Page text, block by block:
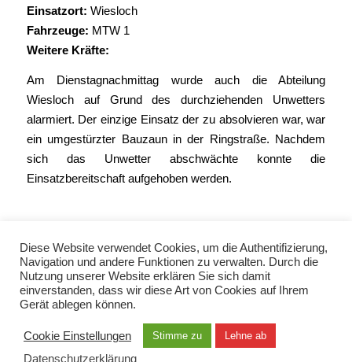
Einsatzort: Wiesloch
Fahrzeuge: MTW 1
Weitere Kräfte:
Am Dienstagnachmittag wurde auch die Abteilung
Wiesloch auf Grund des durchziehenden Unwetters
alarmiert. Der einzige Einsatz der zu absolvieren war, war
ein umgestürzter Bauzaun in der Ringstraße. Nachdem
sich das Unwetter abschwächte konnte die
Einsatzbereitschaft aufgehoben werden.
© Copyright 2021 - Freiwillige Feuerwehr Wiesloch -Enfold Theme by Kriesi
Diese Website verwendet Cookies, um die Authentifizierung,
Navigation und andere Funktionen zu verwalten. Durch die
Nutzung unserer Website erklären Sie sich damit
einverstanden, dass wir diese Art von Cookies auf Ihrem
Gerät ablegen können.
Cookie Einstellungen Stimme zu Lehne ab
Datenschutzerklärung